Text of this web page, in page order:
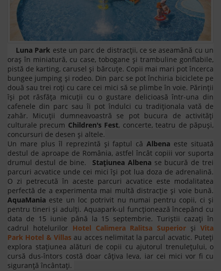
Luna Park este un parc de distracții, ce se aseamănă cu un
oraş în miniatură, cu case, tobogane și trambuline gonflabile,
pistă de karting, carusel și bărcuțe. Copii mai mari pot încerca
bungee jumping şi rodeo. Din parc se pot închiria biciclete pe
două sau trei roţi cu care cei mici să se plimbe în voie. Părinţii
îşi pot răsfăţa micuţii cu o gustare delicioasă într-una din
cafenele din parc sau îi pot îndulci cu tradiționala vată de
zahăr. Micuții dumneavoastră se pot bucura de activități
culturale precum Childrenʹs Fest, concerte, teatru de păpuși,
concursuri de desen și altele.
Un mare plus îl reprezintă și faptul căAlbena este situată
destul de aproape de România, astfel încât copiii vor suporta
drumul destul de bine. Stațiunea Albenase bucură de trei
parcuri acvatice unde cei mici își pot lua doza de adrenalină.
O zi petrecută în aceste parcuri acvatice este modalitatea
perfectă de a experimenta mai multă distracție și voie bună.
AquaMania este un loc potrivit nu numai pentru copii, ci și
pentru tineri și adulți. Aquapark-ul funcționează începând cu
data de 15 iunie până la 15 septembrie. Turiștii cazați în
cadrul hotelurilor Hotel Calimera Ralitsa Superior șiVita
Park Hotel & Villas au acces nelimitat la parcul acvatic. Puteți
explora stațiunea alături de copii cu ajutorul trenulețului, o
cursă dus-întors costă doar câțiva leva, iar cei mici vor fi cu
siguranță încântați.